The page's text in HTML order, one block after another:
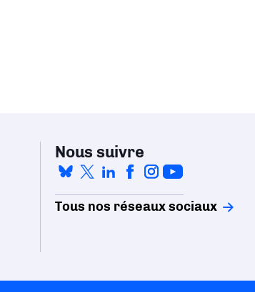
Nous suivre
Tous nos réseaux sociaux